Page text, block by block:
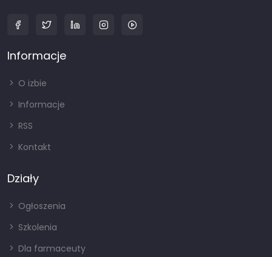
Informacje
O izbie
Informacje
RSS
Kontakt
Działy
Ogłoszenia
Szkolenia
Dla farmaceuty